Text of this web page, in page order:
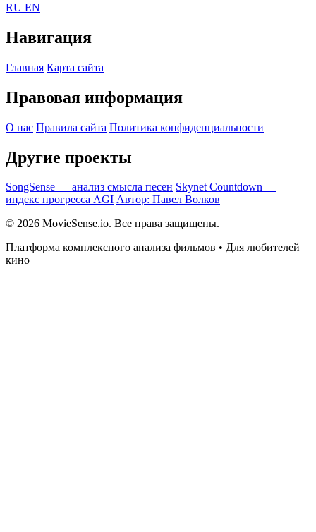
RU EN
Навигация
Главная Карта сайта
Правовая информация
О нас Правила сайта Политика конфиденциальности
Другие проекты
SongSense — анализ смысла песен Skynet Countdown —
индекс прогресса AGI Автор: Павел Волков
© 2026 MovieSense.io. Все права защищены.
Платформа комплексного анализа фильмов • Для любителей
кино